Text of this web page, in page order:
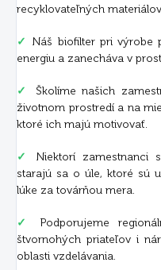
recyklovateľných
✓ Náš biofilter pri výrobe
energiu a zanecháva v
✓
Školíme našich
životnom prostredí a na
ktoré ich majú motivovať.
✓
Niektorí zamestnanci
starajú sa o úle, ktoré sú
lúke za továrňou mera.
✓
Podporujeme
štvornohých priateľov i
oblasti vzdelávania.